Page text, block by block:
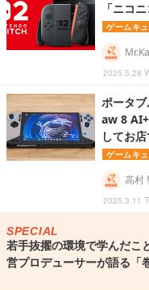
「ニコ
ゲームキ
2025.5.28
ポータ
aw 8
してお
ゲームキ
2025.3.11
高村
SPECIAL
若手抜擢の環境で学んだ
営プロデューサーが語る「